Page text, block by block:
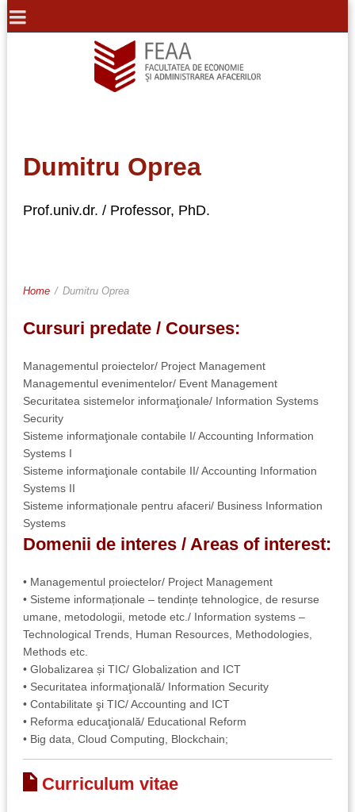
Dumitru Oprea
Prof.univ.dr. / Professor, PhD.
Home / Dumitru Oprea
Cursuri predate / Courses:
Managementul proiectelor/ Project Management
Managementul evenimentelor/ Event Management
Securitatea sistemelor informaţionale/ Information Systems
Security
Sisteme informaţionale contabile I/ Accounting Information
Systems I
Sisteme informaţionale contabile II/ Accounting Information
Systems II
Sisteme informaționale pentru afaceri/ Business Information
Systems
Domenii de interes / Areas of interest:
• Managementul proiectelor/ Project Management
• Sisteme informaționale – tendințe tehnologice, de resurse
umane, metodologii, metode etc./ Information systems –
Technological Trends, Human Resources, Methodologies,
Methods etc.
• Globalizarea și TIC/ Globalization and ICT
• Securitatea informaţională/ Information Security
• Contabilitate şi TIC/ Accounting and ICT
• Reforma educaţională/ Educational Reform
• Big data, Cloud Computing, Blockchain;
Curriculum vitae